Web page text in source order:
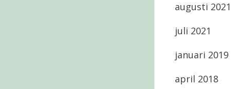
augusti 2021
juli 2021
januari 2019
april 2018